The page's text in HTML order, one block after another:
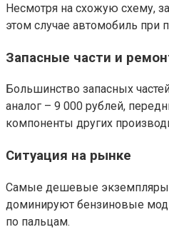
Несмотря на схожую схему,
этом случае автомобиль при
Запасные части и
Большинство запасных
аналог – 9 000 рублей,
компоненты других
Ситуация на рынке
Самые дешевые экземпляры
доминируют бензиновые
по пальцам.